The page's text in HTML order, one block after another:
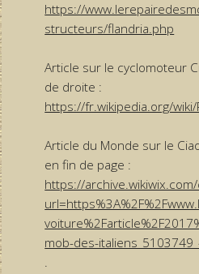
https://
structeurs/flandria.php
Article sur le cyclomoteur
de droite :
https://fr.wikipedia.org/wiki/
Article du Monde sur le
en fin de page :
https://
mob-des-
.